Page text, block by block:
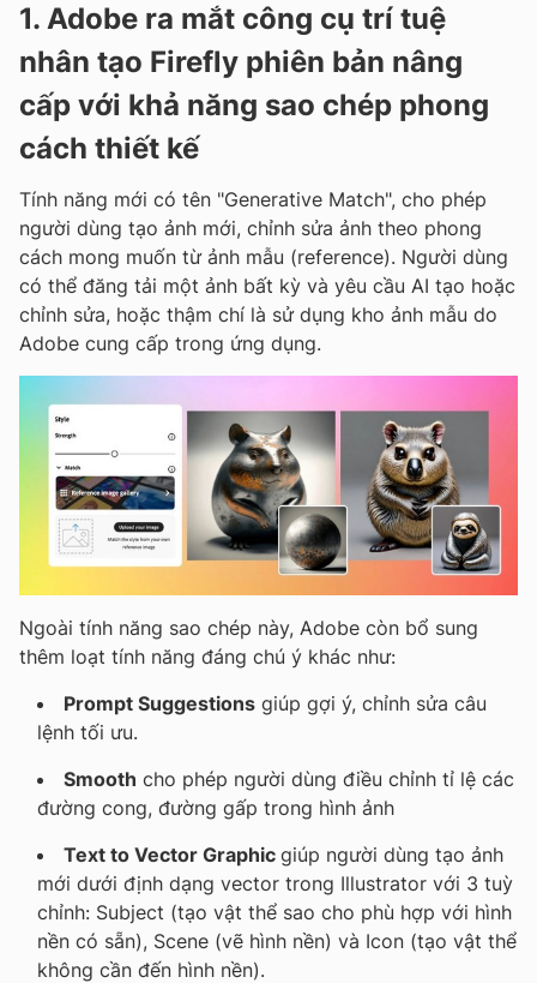
1. Adobe ra mắt công cụ trí tuệ
nhân tạo Firefly phiên bản nâng
cấp với khả năng sao chép phong
cách thiết kế
Tính năng mới có tên "Generative Match", cho phép
người dùng tạo ảnh mới, chỉnh sửa ảnh theo phong
cách mong muốn từ ảnh mẫu (reference). Người dùng
có thể đăng tải một ảnh bất kỳ và yêu cầu AI tạo hoặc
chỉnh sửa, hoặc thậm chí là sử dụng kho ảnh mẫu do
Adobe cung cấp trong ứng dụng.
Ngoài tính năng sao chép này, Adobe còn bổ sung
thêm loạt tính năng đáng chú ý khác như:
Prompt Suggestions giúp gợi ý, chỉnh sửa câu
lệnh tối ưu.
Smooth cho phép người dùng điều chỉnh tỉ lệ các
đường cong, đường gấp trong hình ảnh
Text to Vector Graphic giúp người dùng tạo ảnh
mới dưới định dạng vector trong Illustrator với 3 tuỳ
chỉnh: Subject (tạo vật thể sao cho phù hợp với hình
nền có sẵn), Scene (vẽ hình nền) và Icon (tạo vật thể
không cần đến hình nền).